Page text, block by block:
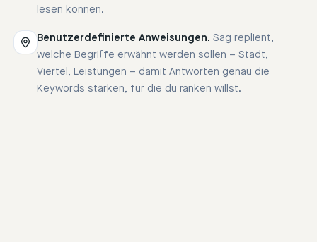
lesen können.
Benutzerdefinierte Anweisungen. Sag replient,
welche Begriffe erwähnt werden sollen – Stadt,
Viertel, Leistungen – damit Antworten genau die
Keywords stärken, für die du ranken willst.